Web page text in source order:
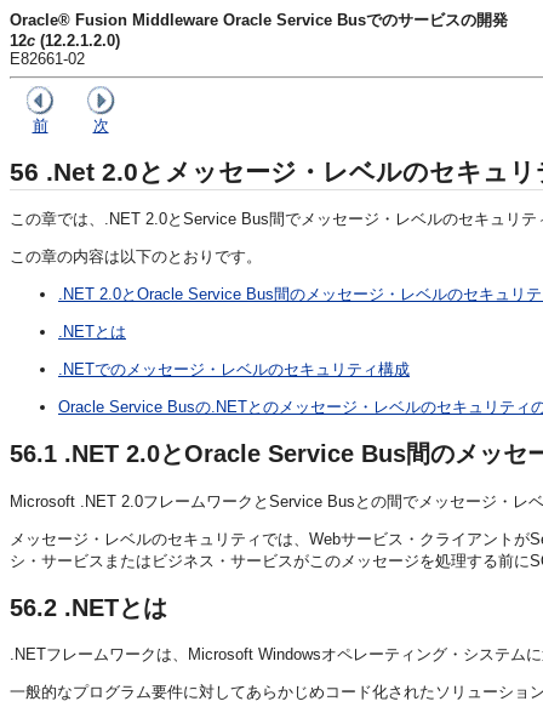
Oracle® Fusion Middleware Oracle Service Busでのサービスの開発
12c (12.2.1.2.0)
E82661-02
前 次
56 .Net 2.0とメッセージ・レベルのセキュリ
この章では、.NET 2.0とService Bus間でメッセージ・レベルのセキュリ
この章の内容は以下のとおりです。
.NET 2.0とOracle Service Bus間のメッセージ・レベルのセキュリ
.NETとは
.NETでのメッセージ・レベルのセキュリティ構成
Oracle Service Busの.NETとのメッセージ・レベルのセキュリティ
56.1 .NET 2.0とOracle Service Bus間のメッセ
Microsoft .NET 2.0フレームワークとService Busとの間でメッセージ・レ
メッセージ・レベルのセキュリティでは、Webサービス・クライアント
シ・サービスまたはビジネス・サービスがこのメッセージを処理する前
56.2 .NETとは
.NETフレームワークは、Microsoft Windowsオペレーティング・システム
一般的なプログラム要件に対してあらかじめコード化されたソリューシ